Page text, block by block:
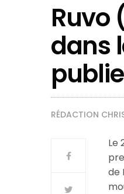
Ruvo
dans
RÉDACTION
Le
de